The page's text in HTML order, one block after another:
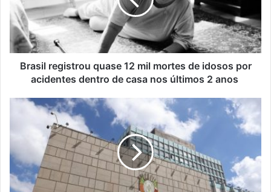
Brasil registrou quase 12 mil mortes de idosos por
acidentes dentro de casa nos últimos 2 anos